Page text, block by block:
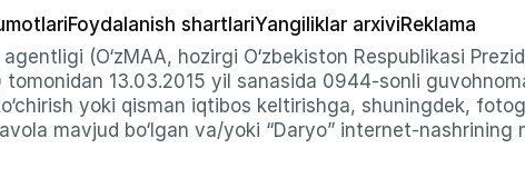
Foydalanish shartlariYangiliklar arxiviReklama
(O‘zMAA, hozirgi O‘zbekiston Respublikasi
13.03.2015 yil sanasida 0944-sonli
yoki qisman iqtibos keltirishga, shuningdek,
mavjud bo‘lgan va/yoki “Daryo” internet-nashrining